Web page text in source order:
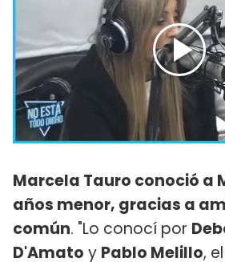
Marcela Tauro conoció a
años menor, gracias a
común. "Lo conocí por
D'Amato y Pablo Melillo,